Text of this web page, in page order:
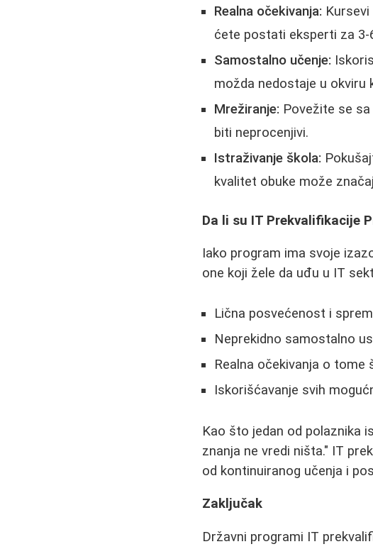
Realna očekivanja:
ćete postati eksperti za 3-
Samostalno učenje:
možda nedostaje u okviru
Mrežiranje: Povežite se
biti neprocenjivi.
Istraživanje škola:
kvalitet obuke može
Da li su IT Prekvalifikacije
Iako program ima svoje
one koji žele da uđu u IT
Lična posvećenost i
Neprekidno samostalno
Realna očekivanja o
Iskorišćavanje svih
Kao što jedan od polaznika
znanja ne vredi ništa." IT
od kontinuiranog učenja i
Zaključak
Državni programi IT